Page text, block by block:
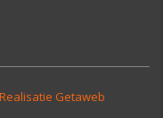
Realisatie Getaweb